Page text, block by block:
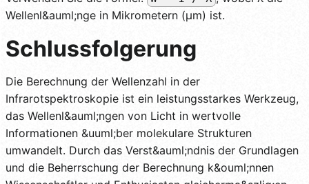
Wellenl&auml;nge in Mikrometern (µm) ist.
Schlussfolgerung
Die Berechnung der Wellenzahl in der
Infrarotspektroskopie ist ein leistungsstarkes Werkzeug,
das Wellenl&auml;ngen von Licht in wertvolle
Informationen &uuml;ber molekulare Strukturen
umwandelt. Durch das Verst&auml;ndnis der Grundlagen
und die Beherrschung der Berechnung k&ouml;nnen